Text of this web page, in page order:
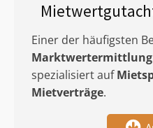
Einer der häufigsten
Marktwertermittlung
spezialisiert auf
Mietverträge.